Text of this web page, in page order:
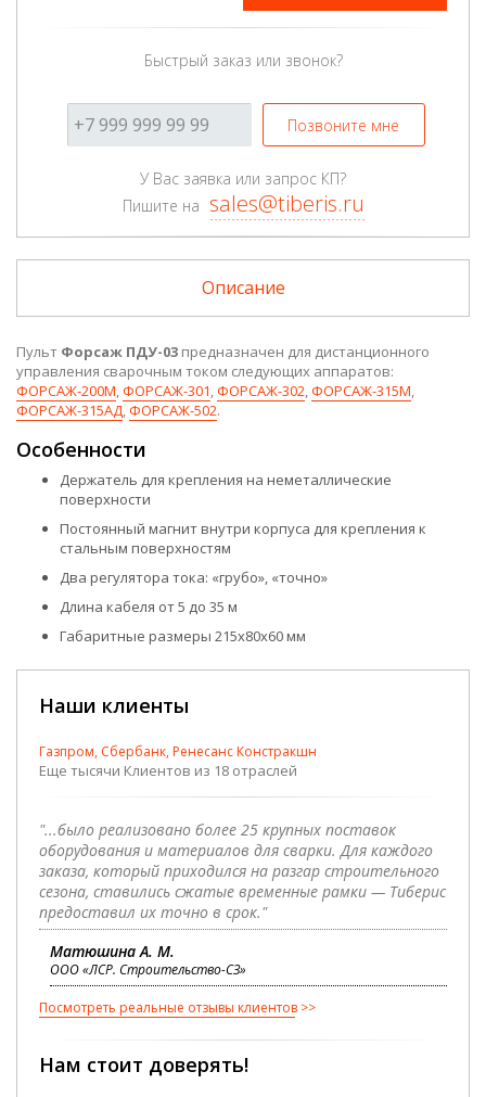
Быстрый заказ или звонок?
Позвоните мне
У Вас заявка или запрос КП?
Пишите на sales@tiberis.ru
Описание
Пульт Форсаж ПДУ-03 предназначен для дистанционного
управления сварочным током следующих аппаратов:
ФОРСАЖ-200М ФОРСАЖ-301 ФОРСАЖ-302 ФОРСАЖ-315M
ФОРСАЖ-315АД ФОРСАЖ-502.
Особенности
Держатель для крепления на неметаллические
поверхности
Постоянный магнит внутри корпуса для крепления к
стальным поверхностям
Два регулятора тока: «грубо», «точно»
Длина кабеля от 5 до 35 м
Габаритные размеры 215х80х60 мм
Наши клиенты
Газпром, Сбербанк, Ренесанс Констракшн
Еще тысячи Клиентов из 18 отраслей
"...было реализовано более 25 крупных поставок
оборудования и материалов для сварки. Для каждого
заказа, который приходился на разгар строительного
сезона, ставились сжатые временные рамки — Тиберис
предоставил их точно в срок."
Матюшина А. М.
ООО «ЛСР. Строительство-СЗ»
Посмотреть реальные отзывы клиентов
Нам стоит доверять!